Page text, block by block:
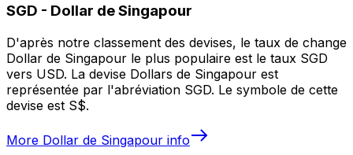
SGD - Dollar de Singapour
D'après notre classement des devises, le taux de change
Dollar de Singapour le plus populaire est le taux SGD
vers USD. La devise Dollars de Singapour est
représentée par l'abréviation SGD. Le symbole de cette
devise est S$.
More Dollar de Singapour info